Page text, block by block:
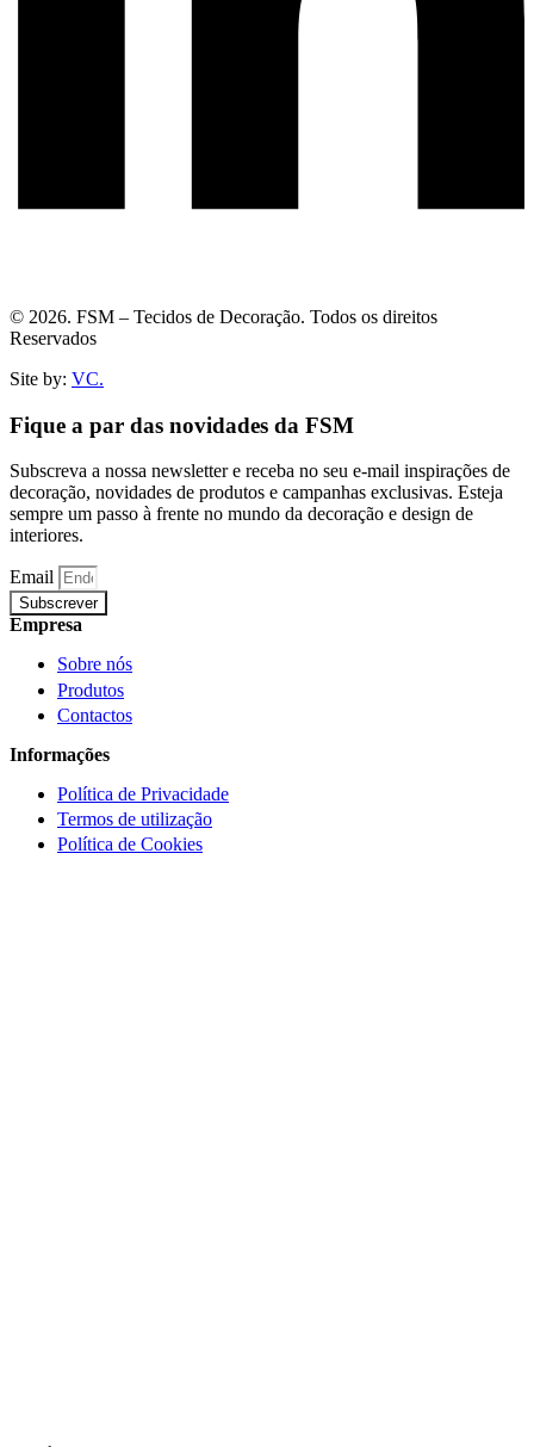
© 2026. FSM – Tecidos de Decoração. Todos os direitos
Reservados
Site by: VC.
Fique a par das novidades da FSM
Subscreva a nossa newsletter e receba no seu e-mail inspirações de
decoração, novidades de produtos e campanhas exclusivas. Esteja
sempre um passo à frente no mundo da decoração e design de
interiores.
Email
Subscrever
Empresa
Sobre nós
Produtos
Contactos
Informações
Política de Privacidade
Termos de utilização
Política de Cookies